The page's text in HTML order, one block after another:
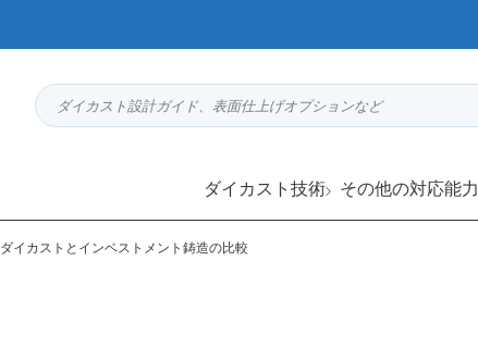
ダイカスト設計ガイド、表面仕上げオプションなど
ダイカスト技術 その他の対応能力
ダイカストとインベストメント鋳造の比較